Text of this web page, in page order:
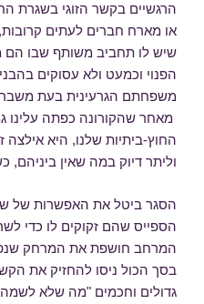
הרגשיים בקשר הזוגי בשגרת
או מארח חברים לעתים
שיש לו תחביב משותף שבו הם
הפנוי וכמעט ולא עסוקים
משפחתם הגרעינית בעת
מאחר שהקורונה כפתה עלינו
החוץ-ביתיות שלנו, היא
וליתר דיוק במה שאין
הסגר ביטל את האפשרות של
הספייס שהם זקוקים לו כדי
המרחב חושפת את המרחק
בסך הכול ניסו להחזיק את
גדולים וחכמים "מה שלא